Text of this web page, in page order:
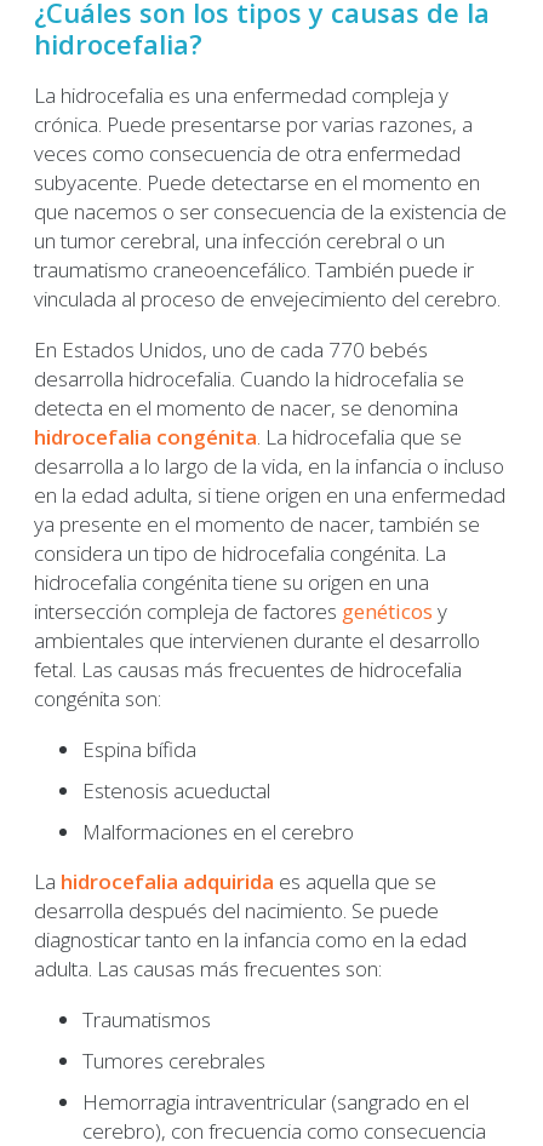
¿Cuáles son los tipos y causas de la
hidrocefalia?
La hidrocefalia es una enfermedad compleja y
crónica. Puede presentarse por varias razones, a
veces como consecuencia de otra enfermedad
subyacente. Puede detectarse en el momento en
que nacemos o ser consecuencia de la existencia de
un tumor cerebral, una infección cerebral o un
traumatismo craneoencefálico. También puede ir
vinculada al proceso de envejecimiento del cerebro.
En Estados Unidos, uno de cada 770 bebés
desarrolla hidrocefalia. Cuando la hidrocefalia se
detecta en el momento de nacer, se denomina
hidrocefalia congénita. La hidrocefalia que se
desarrolla a lo largo de la vida, en la infancia o incluso
en la edad adulta, si tiene origen en una enfermedad
ya presente en el momento de nacer, también se
considera un tipo de hidrocefalia congénita. La
hidrocefalia congénita tiene su origen en una
intersección compleja de factores genéticos y
ambientales que intervienen durante el desarrollo
fetal. Las causas más frecuentes de hidrocefalia
congénita son:
Espina bífida
Estenosis acueductal
Malformaciones en el cerebro
La hidrocefalia adquirida es aquella que se
desarrolla después del nacimiento. Se puede
diagnosticar tanto en la infancia como en la edad
adulta. Las causas más frecuentes son:
Traumatismos
Tumores cerebrales
Hemorragia intraventricular (sangrado en el
cerebro), con frecuencia como consecuencia